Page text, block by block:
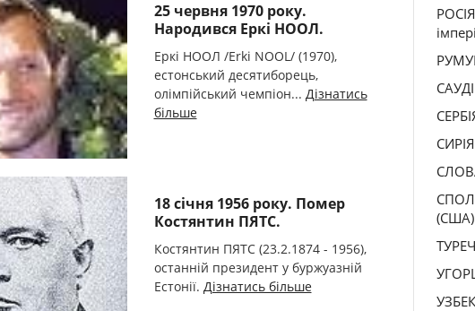
25 червня 1970 року.
Народився Еркі НООЛ.
Еркі НООЛ /Erkі NOOL/ (1970),
естонський десятиборець,
олімпійський чемпіон... Дізнатись
більше
18 січня 1956 року. Помер
Костянтин ПЯТС.
Костянтин ПЯТС (23.2.1874 - 1956),
останній президент у буржуазній
Естонії. Дізнатись більше
СИРІЯ
(США)